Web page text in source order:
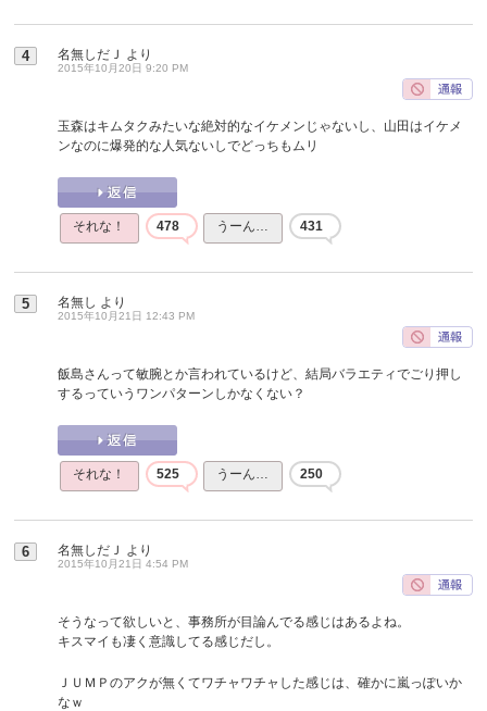
4 名無しだＪ より
2015年10月20日 9:20 PM
玉森はキムタクみたいな絶対的なイケメンじゃないし、山田はイケメ
ンなのに爆発的な人気ないしでどっちもムリ
それな！ 478 うーん… 431
5 名無し より
2015年10月21日 12:43 PM
飯島さんって敏腕とか言われているけど、結局バラエティでごり押し
するっていうワンパターンしかなくない？
それな！ 525 うーん… 250
6 名無しだＪ より
2015年10月21日 4:54 PM
そうなって欲しいと、事務所が目論んでる感じはあるよね。
キスマイも凄く意識してる感じだし。
ＪＵＭＰのアクが無くてワチャワチャした感じは、確かに嵐っぽいか
なｗ